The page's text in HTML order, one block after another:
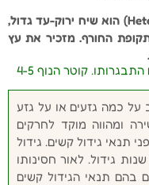
הטרומליס קטלבי (Heteromeles arbutifolia) הוא שיח ירוק-עד גדול,
החורף. מזכיר את עץ
גובה 4-5 מ' ויכול להגיע עד 8 מ' עם התבגרותו. קוטר הנוף 4-5
על כמה גזעים או על גזע
ומהווה מוקד לחרקים
תנאי גידול קשים. גידול
גידול. לאור חסינותו
בהם תנאי הגידול קשים